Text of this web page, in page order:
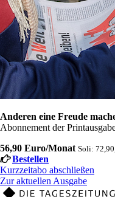
Anderen eine Freude
Abonnement der
56,90 Euro/Monat Soli:
Bestellen
Kurzzeitabo abschließen
Zur aktuellen Ausgabe